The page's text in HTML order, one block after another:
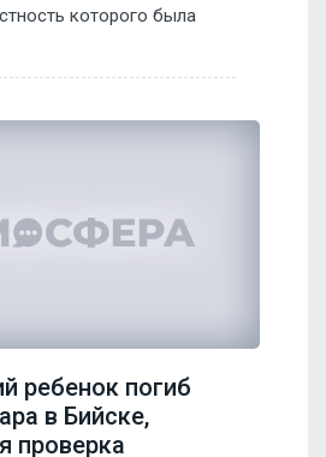
которого была
ребенок погиб
в Бийске,
проверка